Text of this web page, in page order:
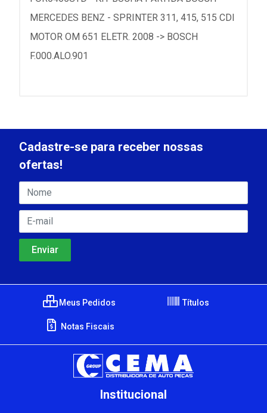
MERCEDES BENZ - SPRINTER 311, 415, 515 CDI
MOTOR OM 651 ELETR. 2008 -> BOSCH
F.000.ALO.901
Cadastre-se para receber nossas
ofertas!
Meus Pedidos Títulos
Notas Fiscais
Institucional